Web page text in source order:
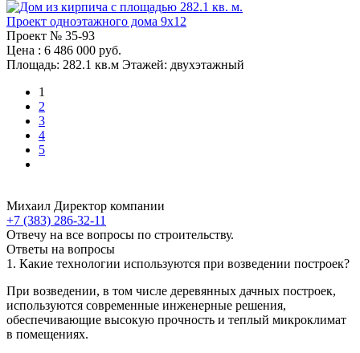
Проект одноэтажного дома 9x12
Проект № 35-93
Цена : 6 486 000 руб.
Площадь: 282.1 кв.м Этажей: двухэтажный
1
2
3
4
5
Михаил Директор компании
+7 (383) 286-32-11
Отвечу на все вопросы по строительству.
Ответы на вопросы
1. Какие технологии используются при возведении построек?
При возведении, в том числе деревянных дачных построек,
используются современные инженерные решения,
обеспечивающие высокую прочность и теплый микроклимат
в помещениях.